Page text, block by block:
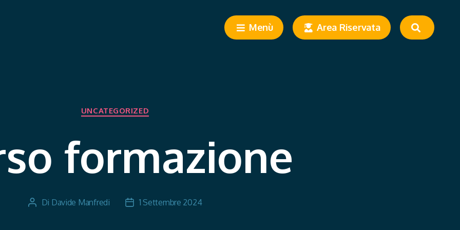
Menù Area Riservata
UNCATEGORIZED
formazione
Di Davide Manfredi 1 Settembre 2024